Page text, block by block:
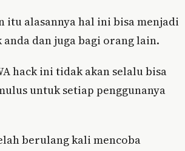
itu alasannya hal ini bisa menjadi
dan juga bagi orang lain.
hack ini tidak akan selalu bisa
untuk setiap penggunanya
berulang kali mencoba